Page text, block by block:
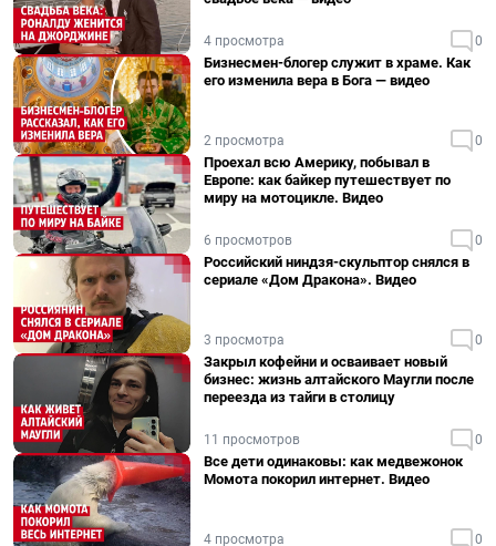
4 просмотра 0
Бизнесмен-блогер служит в храме. Как
его изменила вера в Бога — видео
2 просмотра 0
Проехал всю Америку, побывал в
Европе: как байкер путешествует по
миру на мотоцикле. Видео
6 просмотров 0
Российский ниндзя-скульптор снялся в
сериале «Дом Дракона». Видео
3 просмотра 0
Закрыл кофейни и осваивает новый
бизнес: жизнь алтайского Маугли после
переезда из тайги в столицу
11 просмотров 0
Все дети одинаковы: как медвежонок
Момота покорил интернет. Видео
4 просмотра 0